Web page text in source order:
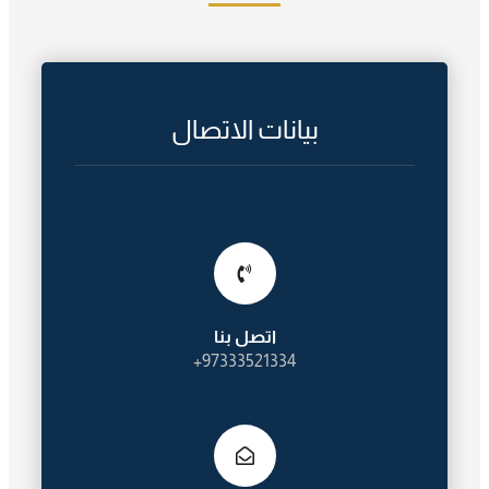
بيانات الاتصال
اتصل بنا
97333521334+